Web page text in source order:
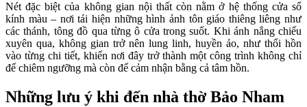
Nét đặc biệt của không gian nội thất còn nằm ở hệ thống cửa sổ
kính màu – nơi tái hiện những hình ảnh tôn giáo thiêng liêng như
các thánh, tông đồ qua từng ô cửa trong suốt. Khi ánh nắng chiếu
xuyên qua, không gian trở nên lung linh, huyền ảo, như thổi hồn
vào từng chi tiết, khiến nơi đây trở thành một công trình không chỉ
để chiêm ngưỡng mà còn để cảm nhận bằng cả tâm hồn.
Những lưu ý khi đến nhà thờ Bảo Nham